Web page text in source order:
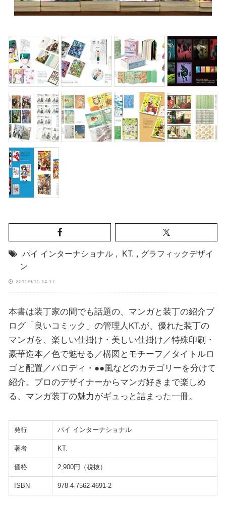
パイ インターナショナル , KT. , グラフィックデザイ
ン
2015/9/15 14:17
本書は装丁家の間でも話題の、マンガと装丁の紹介ブ
ログ「良いコミック」の管理人KT.が、優れた装丁の
マンガを、楽しい仕掛け・美しい仕掛け／特殊印刷・
豪華造本／色で魅せる／構図とモチーフ／タイトルロ
ゴと配置／パロディ・●●風などのカテゴリーを分けて
紹介。プロのデザイナーからマンガ好きまで楽しめ
る、マンガ装丁の魅力がギュっと詰まった一冊。
発行 パイ インターナショナル
著者 KT.
価格 2,900円（税抜）
ISBN 978-4-7562-4691-2